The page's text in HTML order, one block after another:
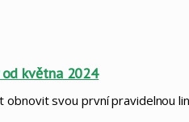
května 2024
svou první pravidelnou